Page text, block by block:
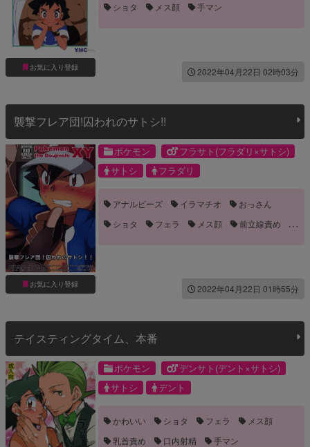
お気に入り登録
ショタ
メス顔 手マン
2022年04月22日 02時03分
襲撃フレア団!囚われのサトシ!!
お気に入り登録
ポケモン
フラサト(フラダリ×サトシ)
サトシ
フラダリ
アナルビーズ イラマチオ
おっさん
ショタ
フェラ メス顔
前立線責め
2022年04月22日 01時55分
テイスティングタイム、本番
ポケモン
デンサト(デント×サトシ)
サトシ
デント
かわいい ショタ フェラ
メス顔
乳首責め
口内射精 手マン